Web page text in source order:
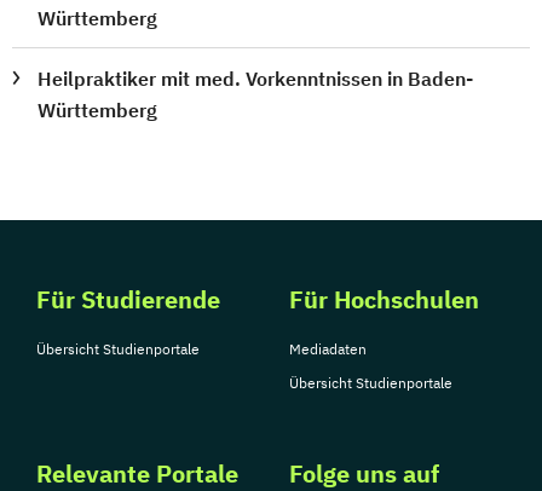
Württemberg
Heilpraktiker mit med. Vorkenntnissen in Baden-
Württemberg
Für Studierende
Übersicht Studienportale
Für Hochschulen
Mediadaten
Übersicht Studienportale
Relevante Portale Folge uns auf